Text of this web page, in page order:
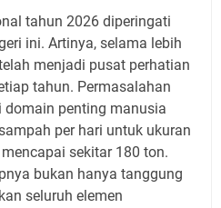
tahun 2026 diperingati
ini. Artinya, selama lebih
menjadi pusat perhatian
tahun. Permasalahan
penting manusia
per hari untuk ukuran
sekitar 180 ton.
bukan hanya tanggung
seluruh elemen